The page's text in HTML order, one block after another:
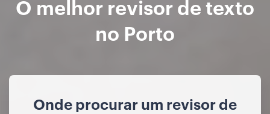
O melhor revisor de texto
no Porto
Onde procurar um revisor de